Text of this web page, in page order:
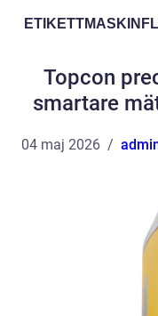
Topcon
smartare
04 maj 2026